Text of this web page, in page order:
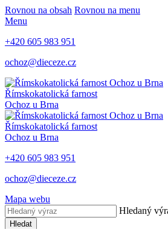
Rovnou na obsah Rovnou na menu
Menu
+420 605 983 951
ochoz@dieceze.cz
Římskokatolická farnost
Ochoz u Brna
Římskokatolická farnost
Ochoz u Brna
+420 605 983 951
ochoz@dieceze.cz
Mapa webu
Hledaný
Hledat